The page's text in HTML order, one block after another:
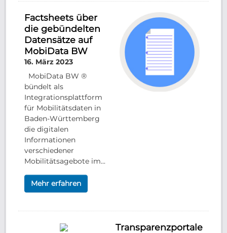
Factsheets über
die gebündelten
Datensätze auf
MobiData BW
16. März 2023
MobiData BW ®
bündelt als
Integrationsplattform
für Mobilitätsdaten in
Baden-Württemberg
die digitalen
Informationen
verschiedener
Mobilitätsagebote im...
Mehr erfahren
Transparenzportale